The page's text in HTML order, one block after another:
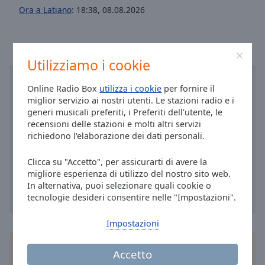
Utilizziamo i cookie
Online Radio Box utilizza i cookie per fornire il
miglior servizio ai nostri utenti. Le stazioni radio e i
generi musicali preferiti, i Preferiti dell'utente, le
recensioni delle stazioni e molti altri servizi
richiedono l'elaborazione dei dati personali.
Clicca su "Accetto", per assicurarti di avere la
migliore esperienza di utilizzo del nostro sito web.
In alternativa, puoi selezionare quali cookie o
tecnologie desideri consentire nelle "Impostazioni".
Accetto
Impostazioni
Area
Opacity
Ora a Latiano: 18:38, 08.08.2026
Installal'applicazionegratuita Online Radio Box
per il tuo smartphone e ascolta le tue stazioni